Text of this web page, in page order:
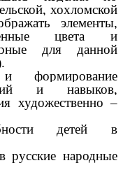
хохломской
элементы,
цвета и
для данной
и формирование
и навыков,
художественно –
детей в
русские народные